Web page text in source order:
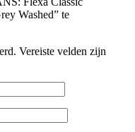
Washed” te
Vereiste velden zijn